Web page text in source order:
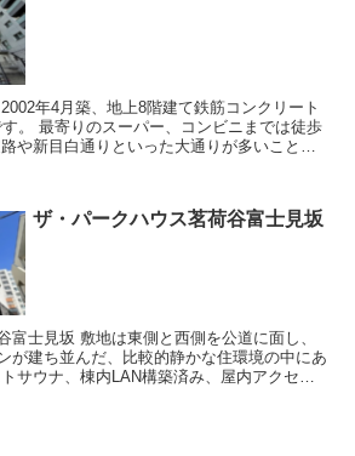
までは徒歩
ザ・パークハウス茗荷谷富士見坂
西側を公道に面し、
が建ち並んだ、比較的静かな住環境の中にあ